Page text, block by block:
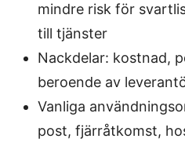
mindre risk för
till tjänster
Nackdelar: kostnad,
beroende av
Vanliga
post, fjärråtkomst,